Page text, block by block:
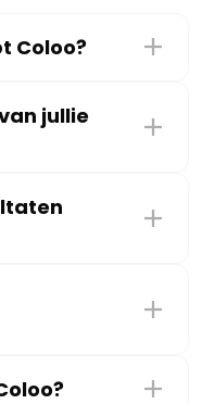
Coloo?
jullie